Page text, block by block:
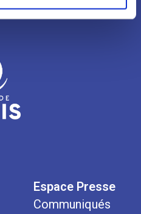
Espace Presse
Communiqués